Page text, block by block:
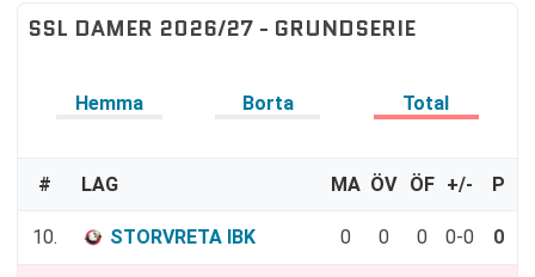
SSL DAMER 2026/27 - GRUNDSERIE
Hemma Borta Total
# LAG MA ÖV ÖF +/- P
10. STORVRETA IBK 0 0 0 0-0 0